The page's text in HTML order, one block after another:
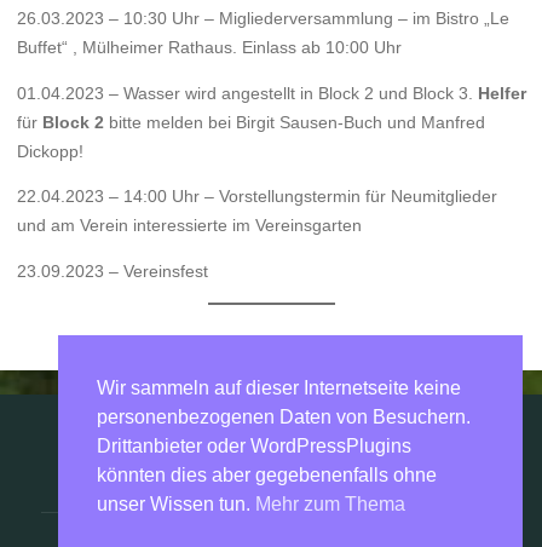
26.03.2023 – 10:30 Uhr – Migliederversammlung – im Bistro „Le
Buffet“ , Mülheimer Rathaus. Einlass ab 10:00 Uhr
01.04.2023 – Wasser wird angestellt in Block 2 und Block 3. Helfer
für Block 2 bitte melden bei Birgit Sausen-Buch und Manfred
Dickopp!
22.04.2023 – 14:00 Uhr – Vorstellungstermin für Neumitglieder
und am Verein interessierte im Vereinsgarten
23.09.2023 – Vereinsfest
©2026 KGV Mülheim Ost
Wir sammeln auf dieser Internetseite keine
personenbezogenen Daten von Besuchern.
Drittanbieter oder WordPressPlugins
könnten dies aber gegebenenfalls ohne
unser Wissen tun. Mehr zum Thema